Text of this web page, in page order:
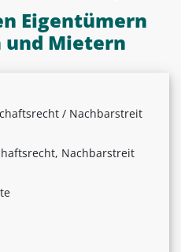
Eigentümern
und Mietern
/ Nachbarstreit
Nachbarstreit